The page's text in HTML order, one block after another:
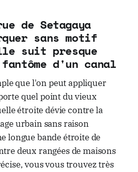
de Setagaya
sans motif
suit presque
d'un canal
que l'on peut appliquer
quel point du vieux
étroite dévie contre la
urbain sans raison
longue bande étroite de
deux rangées de maisons
vous vous trouvez très